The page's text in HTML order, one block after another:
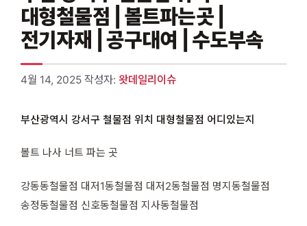
대형철물점 | 볼트파는곳 |
전기자재 | 공구대여 | 수도부속
4월 14, 2025 작성자: 왓데일리이슈
부산광역시 강서구 철물점 위치 대형철물점 어디있는지
볼트 나사 너트 파는 곳
강동동철물점 대저1동철물점 대저2동철물점 명지동철물점
송정동철물점 신호동철물점 지사동철물점